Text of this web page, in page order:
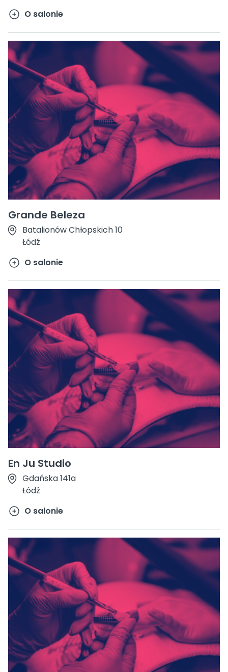
O salonie
Grande Beleza
Batalionów Chłopskich 10
Łódź
O salonie
En Ju Studio
Gdańska 141a
Łódź
O salonie